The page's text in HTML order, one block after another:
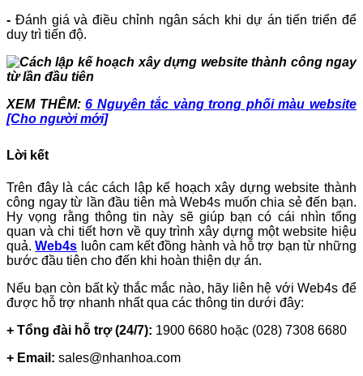
- Đánh giá và điều chỉnh ngân sách khi dự án tiến triển để
duy trì tiến độ.
XEM THÊM:6 Nguyên tắc vàng trong phối màu website
[Cho người mới]
Lời kết
Trên đây là các cách lập kế hoạch xây dựng website thành
công ngay từ lần đầu tiên mà Web4s muốn chia sẻ đến bạn.
Hy vọng rằng thông tin này sẽ giúp bạn có cái nhìn tổng
quan và chi tiết hơn về quy trình xây dựng một website hiệu
quả.Web4s luôn cam kết đồng hành và hỗ trợ bạn từ những
bước đầu tiên cho đến khi hoàn thiện dự án.
Nếu bạn còn bất kỳ thắc mắc nào, hãy liên hệ với Web4s để
được hỗ trợ nhanh nhất qua các thông tin dưới đây:
+ Tổng đài hỗ trợ (24/7): 1900 6680 hoặc (028) 7308 6680
+ Email: sales@nhanhoa.com